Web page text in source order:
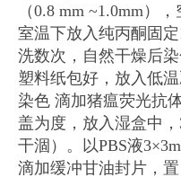
（0.8 mm ~1.0mm）
室温下放入纯丙酮固
洗数次，自然干燥后
塑料纸包好，放入低
染色 滴加猪瘟荧光抗
盖为度，放入湿盒中
干涸）。以PBS液
滴加缓冲甘油封片，